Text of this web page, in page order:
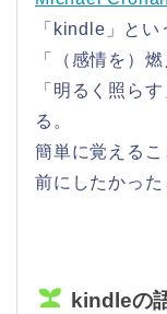
「kindle」とい
「（感情を）
「明るく照ら
る。
簡単に覚える
前にしたかった
kindleの